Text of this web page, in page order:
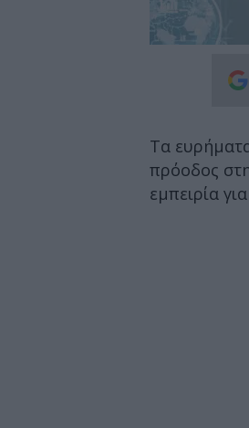
Τα
πρόοδος
εμπειρία